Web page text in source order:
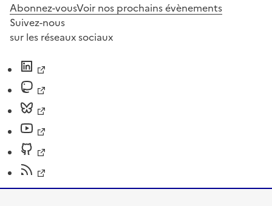
Abonnez-vousVoir nos prochains évènements
Suivez-nous
sur les réseaux sociaux